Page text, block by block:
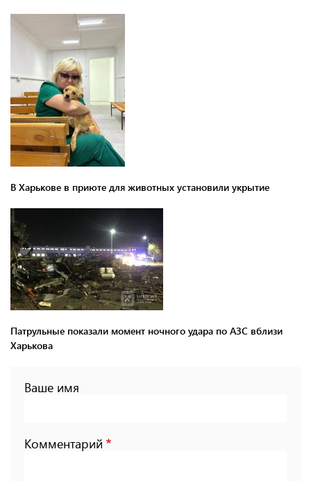
В Харькове в приюте для животных установили укрытие
Патрульные показали момент ночного удара по АЗС вблизи
Харькова
Ваше имя
Комментарий